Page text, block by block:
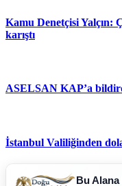
Kamu Denetçisi Yalçın:
karıştı
ASELSAN KAP’a
İstanbul Valiliğinden
Bu Alana